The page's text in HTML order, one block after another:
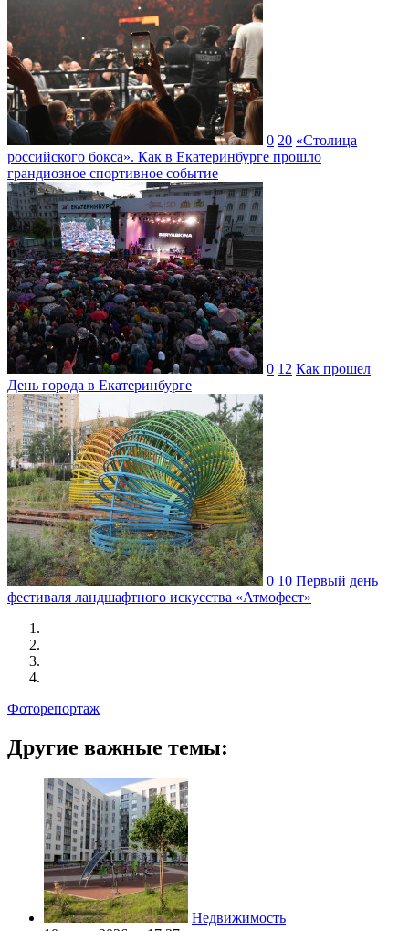
0 20 «Столица
российского бокса». Как в Екатеринбурге прошло
грандиозное спортивное событие
0 12 Как прошел
День города в Екатеринбурге
0 10 Первый день
фестиваля ландшафтного искусства «Атмофест»
Фоторепортаж
Другие важные темы:
Недвижимость